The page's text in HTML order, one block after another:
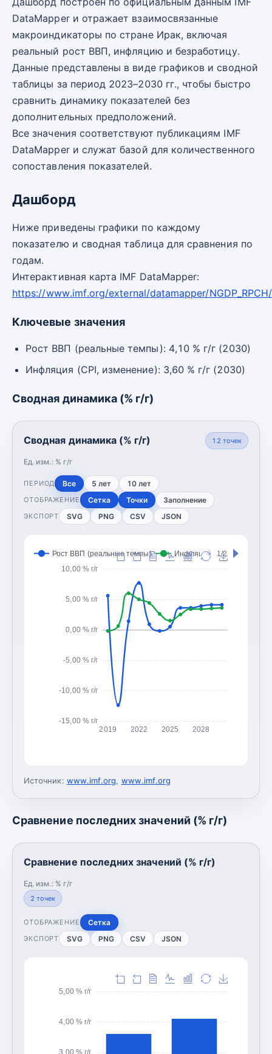
DataMapper и отражает взаимосвязанные
макроиндикаторы по стране Ирак, включая
реальный рост ВВП, инфляцию и безработицу.
Данные представлены в виде графиков и сводной
таблицы за период 2023–2030 гг., чтобы быстро
сравнить динамику показателей без
дополнительных предположений.
Все значения соответствуют публикациям IMF
DataMapper и служат базой для количественного
сопоставления показателей.
Дашборд
Ниже приведены графики по каждому
показателю и сводная таблица для сравнения по
годам.
Интерактивная карта IMF DataMapper:
https://www.imf.org/external/datamapper/NGDP_RPCH/
Ключевые значения
Рост ВВП (реальные темпы): 4,10 % г/г (2030)
Инфляция (CPI, изменение): 3,60 % г/г (2030)
Сводная динамика (% г/г)
Сводная динамика (% г/г)
Ед. изм.: % г/г
12 точек
ПЕРИОД Все 5 лет 10 лет
ОТОБРАЖЕНИЕ Сетка Точки Заполнение
ЭКСПОРТ SVG PNG CSV JSON
-15,00 % г/г
-10,00 % г/г
-5,00 % г/г
0,00 % г/г
5,00 % г/г
10,00 % г/г
2019 2022 2025 2028
Рост ВВП (реальные темпы) Инфляция (CPI,
1/2
Источник: www.imf.org, www.imf.org
Сравнение последних значений (% г/г)
Сравнение последних значений (% г/г)
Ед. изм.: % г/г
2 точек
ОТОБРАЖЕНИЕ Сетка
ЭКСПОРТ SVG PNG CSV JSON
3,00 % г/г
4,00 % г/г
5,00 % г/г